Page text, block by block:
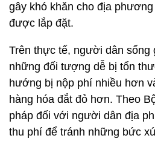
gây khó khăn cho địa
được lắp đặt.
Trên thực tế, người dân sống
những đối tượng dễ bị tổn
hướng bị nộp phí nhiều hơn
hàng hóa đắt đỏ hơn. Theo
pháp đối với người dân địa
thu phí để tránh những bức